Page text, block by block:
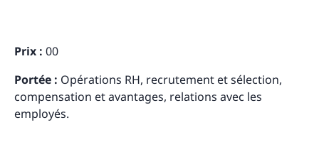
Prix : 00
Portée : Opérations RH, recrutement et sélection,
compensation et avantages, relations avec les
employés.